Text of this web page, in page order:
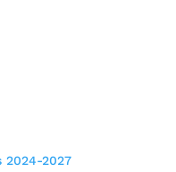
2024-2027
podrían quedarse